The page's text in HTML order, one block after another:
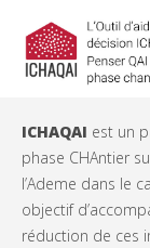
ICHAQAI est un
phase CHAntier
l’Ademe dans le
objectif
réduction de ces